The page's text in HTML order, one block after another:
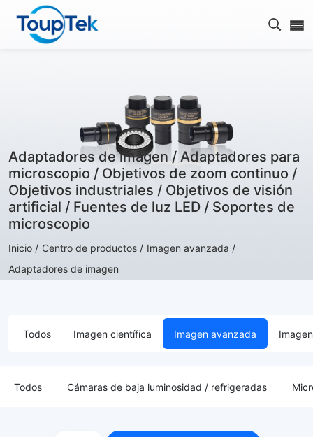
Abrir
Adaptadores de imagen / Adaptadores para
microscopio / Objetivos de zoom continuo /
Objetivos industriales / Objetivos de visión
artificial / Fuentes de luz LED / Soportes de
microscopio
Inicio / Centro de productos / Imagen avanzada /
Adaptadores de imagen
Todos Imagen científica Imagen avanzada
Todos Cámaras de baja luminosidad / refrigeradas